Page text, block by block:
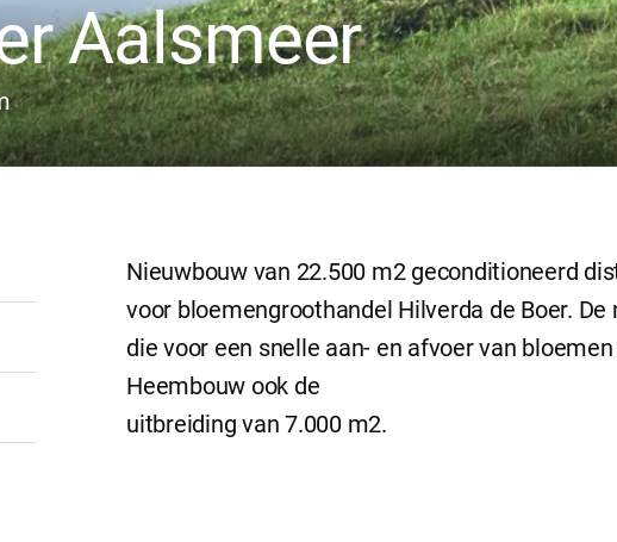
Aalsmeer
Nieuwbouw van 22.500 m2 geconditioneerd
voor bloemengroothandel Hilverda de Boer.
die voor een snelle aan- en afvoer van
Heembouw ook de
uitbreiding van 7.000 m2.